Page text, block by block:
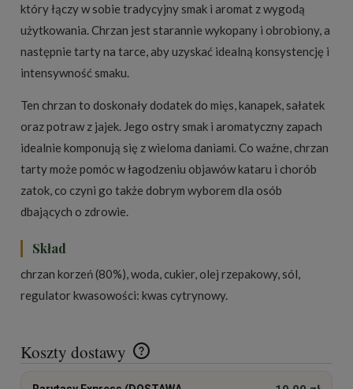
który łączy w sobie tradycyjny smak i aromat z wygodą
użytkowania. Chrzan jest starannie wykopany i obrobiony, a
następnie tarty na tarce, aby uzyskać idealną konsystencję i
intensywność smaku.
Ten chrzan to doskonały dodatek do mięs, kanapek, sałatek
oraz potraw z jajek. Jego ostry smak i aromatyczny zapach
idealnie komponują się z wieloma daniami. Co ważne, chrzan
tarty może pomóc w łagodzeniu objawów kataru i chorób
zatok, co czyni go także dobrym wyborem dla osób
dbających o zdrowie.
Skład
chrzan korzeń (80%), woda, cukier, olej rzepakowy, sól,
regulator kwasowości: kwas cytrynowy.
Koszty dostawy
Cena nie zawiera ewentualnych kosztów płatności